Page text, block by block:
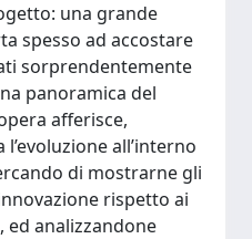
una grande
spesso ad accostare
sorprendentemente
panoramica del
afferisce,
all’interno
di mostrarne gli
rispetto ai
ed analizzandone